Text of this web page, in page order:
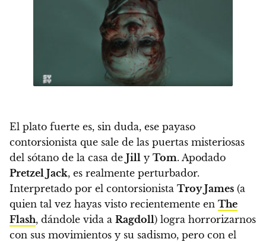
El plato fuerte es, sin duda, ese payaso
contorsionista que sale de las puertas misteriosas
del sótano de la casa de Jill y Tom. Apodado
Pretzel Jack, es realmente perturbador.
Interpretado por el contorsionista Troy James (a
quien tal vez hayas visto recientemente en The
Flash, dándole vida a Ragdoll) logra horrorizarnos
con sus movimientos y su sadismo, pero con el